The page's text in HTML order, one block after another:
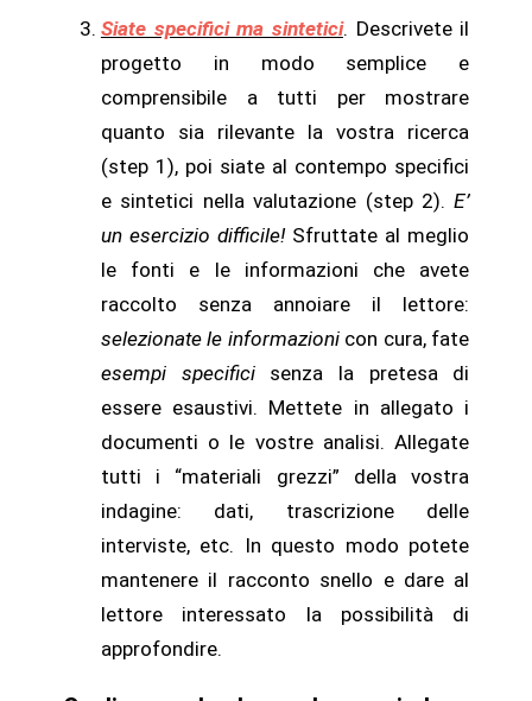
Siate specifici ma sintetici. Descrivete il
progetto in modo semplice e
comprensibile a tutti per mostrare
quanto sia rilevante la vostra ricerca
(step 1), poi siate al contempo specifici
e sintetici nella valutazione (step 2).E’
un esercizio difficile! Sfruttate al meglio
le fonti e le informazioni che avete
raccolto senza annoiare il lettore:
selezionate le informazionicon cura, fate
esempi
specificisenza la pretesa di
essere esaustivi. Mettete in allegato i
documenti o le vostre analisi. Allegate
tutti i “materiali grezzi” della vostra
indagine: dati, trascrizione delle
interviste, etc. In questo modo potete
mantenere il racconto snello e dare al
lettore interessato la possibilità di
approfondire.